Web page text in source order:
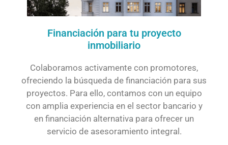
Financiación para tu proyecto
inmobiliario
Colaboramos activamente con promotores,
ofreciendo la búsqueda de financiación para sus
proyectos. Para ello, contamos con un equipo
con amplia experiencia en el sector bancario y
en financiación alternativa para ofrecer un
servicio de asesoramiento integral.